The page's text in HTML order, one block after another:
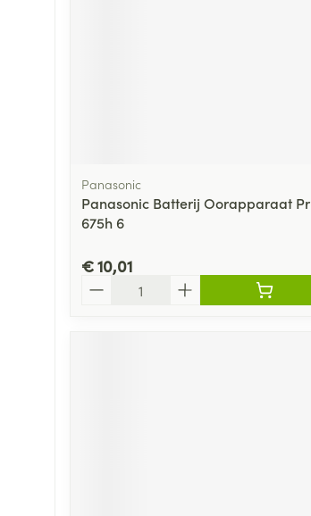
Panasonic
Panasonic Batterij Oorapparaat Pr
675h 6
€ 10,01